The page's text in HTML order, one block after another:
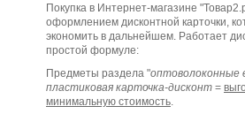
Покупка в Интернет-магазине
оформлением дисконтной карточки,
экономить в дальнейшем. Работает
простой формуле:
Предметы раздела "оптоволоконные
пластиковая карточка-дисконт =
минимальную стоимость.